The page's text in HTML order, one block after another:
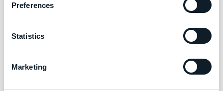
Preferences
Statistics
Marketing
permis aux Ingénieurs Colgar l’élaboration
poids élevés et une rigidité optimisée.
Des structures pouvant supporter des
assurant à l’utilisateur final la
plus grande
et une précision